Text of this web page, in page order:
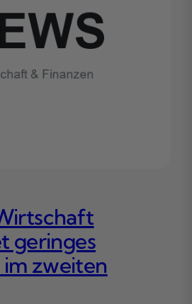
geringes
zweiten